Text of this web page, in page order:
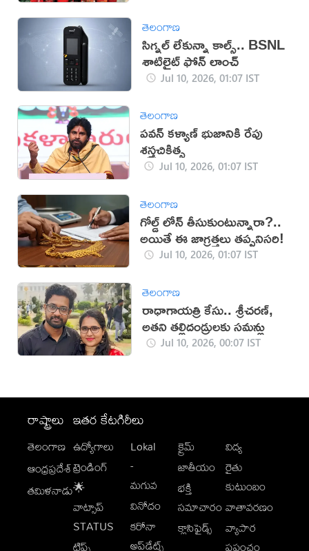
తెలంగాణ
సిగ్నల్ లేకున్నా కాల్స్.. BSNL
శాటిలైట్ ఫోన్ లాంచ్
Jul 10, 2026, 01:07 IST
తెలంగాణ
పవన్ కళ్యాణ్ భుజానికి రేపు
శస్త్రచికిత్స
Jul 10, 2026, 01:07 IST
తెలంగాణ
గోల్డ్ లోన్ తీసుకుంటున్నారా?..
అయితే ఈ జాగ్రత్తలు తప్పనిసరి!
Jul 10, 2026, 01:07 IST
తెలంగాణ
రాధాగాయత్రి కేసు.. శ్రీచరణ్,
అతని తల్లిదండ్రులకు సమన్లు
Jul 10, 2026, 00:07 IST
రాష్ట్రాలు
తెలంగాణ
ఆంధ్రప్రదేశ్
తమిళనాడు
ఇతర కేటగిరీలు
ఉద్యోగాలు
ట్రెండింగ్
🌟
వాట్సాప్
STATUS
Lokal
-
మగువ
వినోదం
కరోనా
అప్‌డేట్స్
క్రైమ్
జాతీయం
భక్తి
సమాచారం
క్లాసిఫైడ్స్
విద్య
రైతు
కుటుంబం
వాతావరణం
వ్యాపార